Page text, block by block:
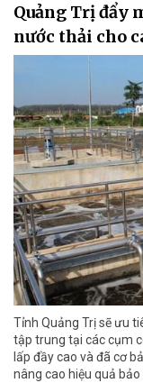
Quảng Trị đẩy
nước thải cho
Tỉnh Quảng Trị sẽ ưu
tập trung tại các cụm
lấp đầy cao và đã cơ
nâng cao hiệu quả